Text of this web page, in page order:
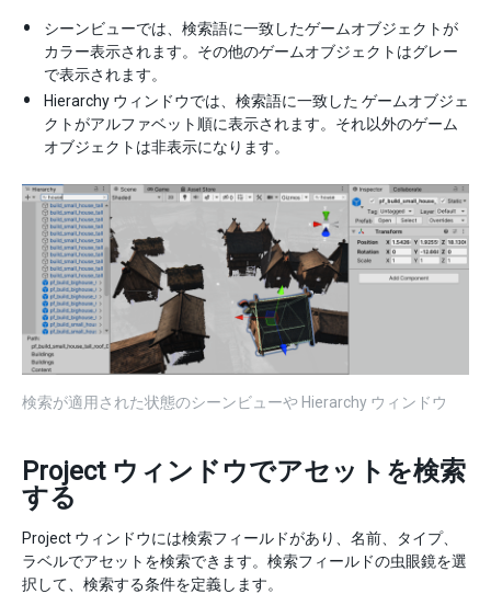
シーンビューでは、検索語に一致したゲームオブジェクトが
カラー表示されます。その他のゲームオブジェクトはグレー
で表示されます。
Hierarchy ウィンドウでは、検索語に一致した ゲームオブジェ
クトがアルファベット順に表示されます。それ以外のゲーム
オブジェクトは非表示になります。
検索が適用された状態のシーンビューや Hierarchy ウィンドウ
Project ウィンドウでアセットを検索
する
Project ウィンドウには検索フィールドがあり、名前、タイプ、
ラベルでアセットを検索できます。検索フィールドの虫眼鏡を選
択して、検索する条件を定義します。